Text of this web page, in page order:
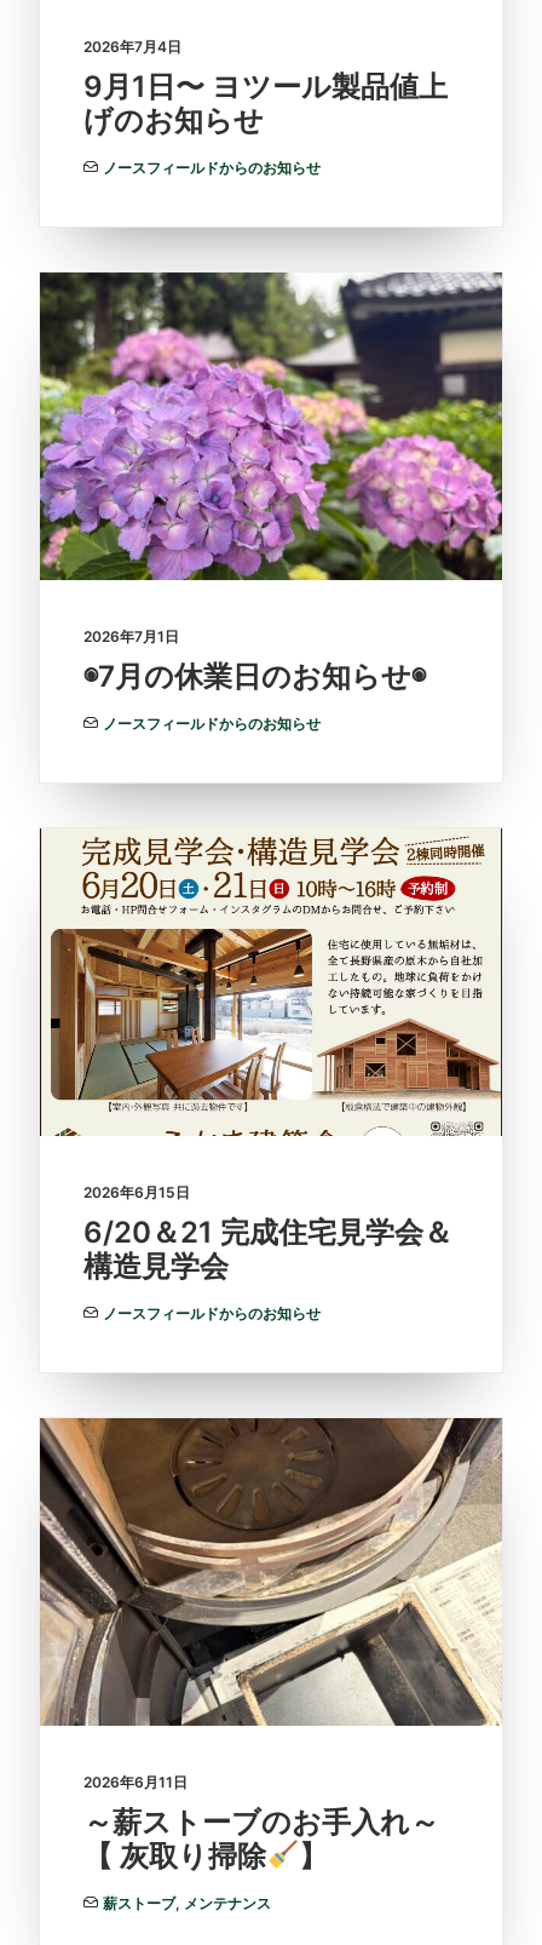
2026年7月4日
9月1日〜 ヨツール製品値上
げのお知らせ
ノースフィールドからのお知らせ
2026年7月1日
◉7月の休業日のお知らせ◉
ノースフィールドからのお知らせ
2026年6月15日
6/20＆21 完成住宅見学会＆
構造見学会
ノースフィールドからのお知らせ
2026年6月11日
～薪ストーブのお手入れ～
【 灰取り掃除
】
薪ストーブ, メンテナンス